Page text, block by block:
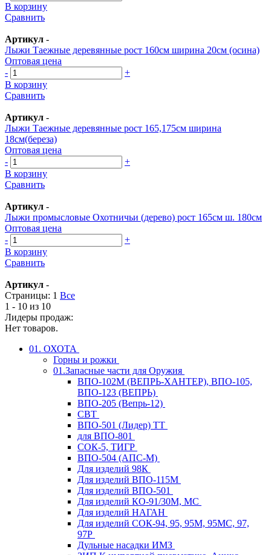
В корзину
Сравнить
Артикул -
Лыжи Таежные деревянные рост 160см ширина 20см (осина)
Оптовая цена
-
+
В корзину
Сравнить
Артикул -
Лыжи Таежные деревянные рост 165,175см ширина
18см(береза)
Оптовая цена
-
+
В корзину
Сравнить
Артикул -
Лыжи промысловые Охотничьи (дерево) рост 165см ш. 180см
Оптовая цена
-
+
В корзину
Сравнить
Артикул -
Страницы: 1 Все
1 - 10 из 10
Лидеры продаж:
Нет товаров.
01. ОХОТА
Горны и рожки
01.Запасные части для Оружия
ВПО-102М (ВЕПРЬ-ХАНТЕР), ВПО-105,
ВПО-123 (ВЕПРЬ)
ВПО-205 (Вепрь-12)
СВТ
ВПО-501 (Лидер) ТТ
для ВПО-801
СОК-5, ТИГР
ВПО-504 (АПС-М)
Для изделий 98К
Для изделий ВПО-115М
Для изделий ВПО-501
Для изделий КО-91/30М, МС
Для изделий НАГАН
Для изделий СОК-94, 95, 95М, 95МС, 97,
97Р
Дульные насадки ИМЗ